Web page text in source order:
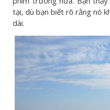
tại, dù bạn biết rõ rằng nó
dài.